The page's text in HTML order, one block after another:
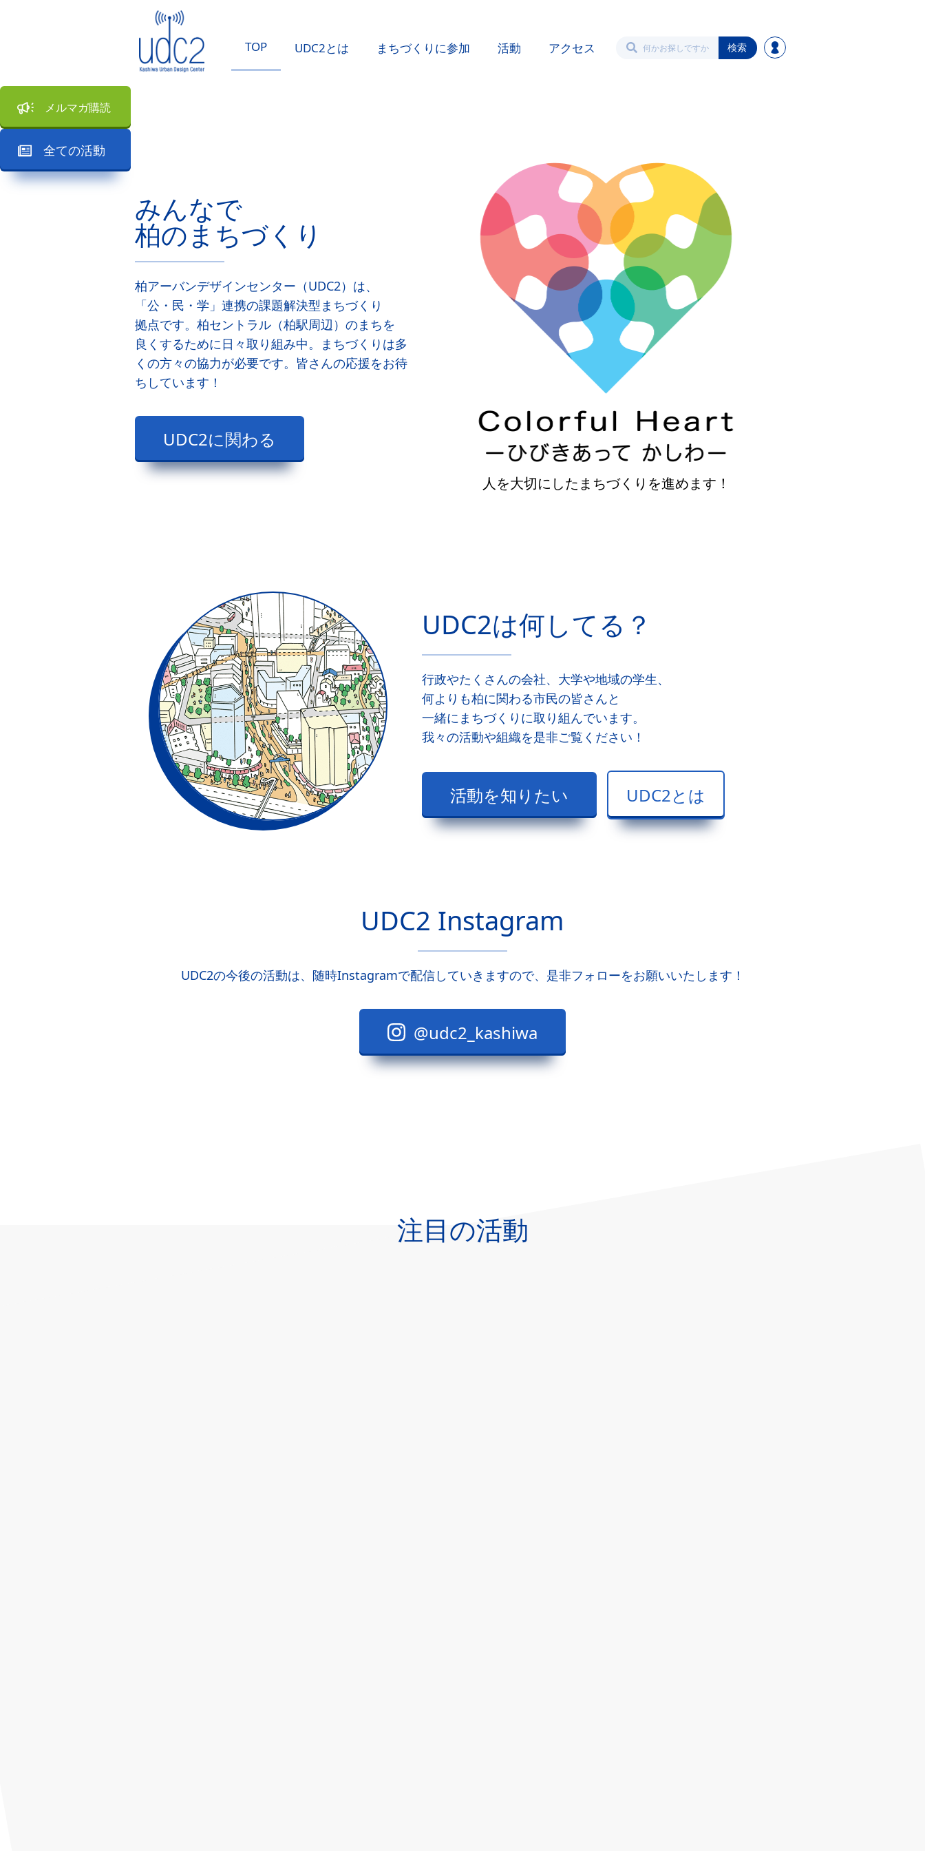
TOP UDC2とは まちづくりに参加 活動 アクセス
メルマガ購読
全ての活動
みんなで
柏のまちづくり
柏アーバンデザインセンター（UDC2）は、
「公・民・学」連携の課題解決型まちづくり
拠点です。柏セントラル（柏駅周辺）のまちを
良くするために日々取り組み中。まちづくりは多
くの方々の協力が必要です。皆さんの応援をお待
ちしています！
UDC2に関わる
人を大切にしたまちづくりを進めます！
UDC2は何してる？
行政やたくさんの会社、大学や地域の学生、
何よりも柏に関わる市民の皆さんと
一緒にまちづくりに取り組んでいます。
我々の活動や組織を是非ご覧ください！
活動を知りたい UDC2とは
UDC2 Instagram
UDC2の今後の活動は、随時Instagramで配信していきますので、是非フォローをお願いいたします！
@udc2_kashiwa
注目の活動